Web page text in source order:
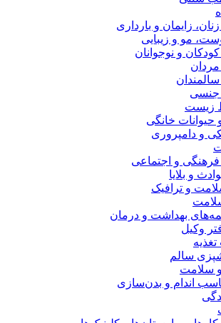
زایمان و بارداری
مو و زیبایی
و نوجوانان
جنسی
زیست
حیوانات خانگی
و دامپروری
و اجتماعی
و بلایا
و ترافیک
بهداشت و درمان
وکیل
سالم
سلامت
اندام و بدن‌سازی